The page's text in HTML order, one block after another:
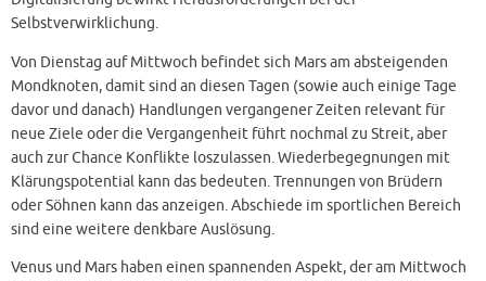
Selbstverwirklichung.
Von Dienstag auf Mittwoch befindet sich Mars am absteigenden
Mondknoten, damit sind an diesen Tagen (sowie auch einige Tage
davor und danach) Handlungen vergangener Zeiten relevant für
neue Ziele oder die Vergangenheit führt nochmal zu Streit, aber
auch zur Chance Konflikte loszulassen. Wiederbegegnungen mit
Klärungspotential kann das bedeuten. Trennungen von Brüdern
oder Söhnen kann das anzeigen. Abschiede im sportlichen Bereich
sind eine weitere denkbare Auslösung.
Venus und Mars haben einen spannenden Aspekt, der am Mittwoch